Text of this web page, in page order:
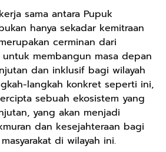
sama antara Pupuk
hanya sekadar kemitraan
cerminan dari
membangun masa depan
dan inklusif bagi wilayah
langkah konkret seperti ini,
sebuah ekosistem yang
yang akan menjadi
dan kesejahteraan bagi
di wilayah ini.